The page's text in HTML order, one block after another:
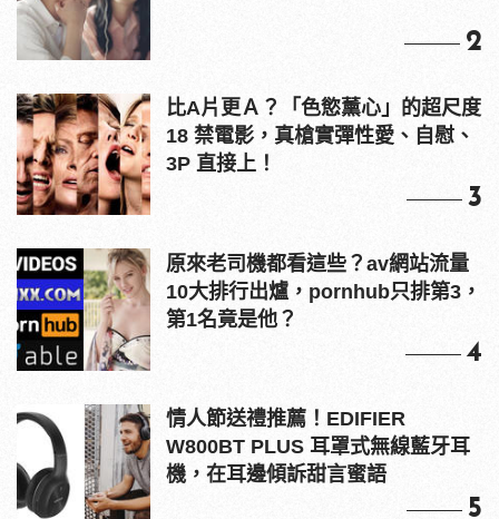
2
比A片更Ａ？「色慾薰心」的超尺度
18 禁電影，真槍實彈性愛、自慰、
3P 直接上！
3
原來老司機都看這些？av網站流量
10大排行出爐，pornhub只排第3，
第1名竟是他？
4
情人節送禮推薦！EDIFIER
W800BT PLUS 耳罩式無線藍牙耳
機，在耳邊傾訴甜言蜜語
5